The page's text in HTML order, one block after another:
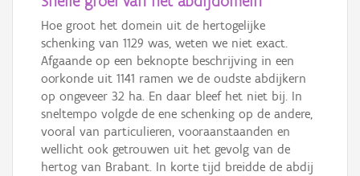
Hoe groot het domein uit de hertogelijke
schenking van 1129 was, weten we niet exact.
Afgaande op een beknopte beschrijving in een
oorkonde uit 1141 ramen we de oudste abdijkern
op ongeveer 32 ha. En daar bleef het niet bij. In
sneltempo volgde de ene schenking op de andere,
vooral van particulieren, vooraanstaanden en
wellicht ook getrouwen uit het gevolg van de
hertog van Brabant. In korte tijd breidde de abdij